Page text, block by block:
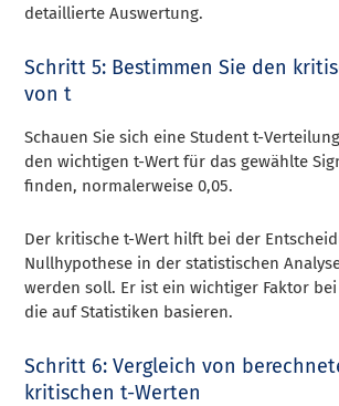
detaillierte Auswertung.
Schritt 5: Bestimmen Sie den
von t
Schauen Sie sich eine Student t-
den wichtigen t-Wert für das gewählte
finden, normalerweise 0,05.
Der kritische t-Wert hilft bei der
Nullhypothese in der statistischen
werden soll. Er ist ein wichtiger Faktor
die auf Statistiken basieren.
Schritt 6: Vergleich von
kritischen t-Werten